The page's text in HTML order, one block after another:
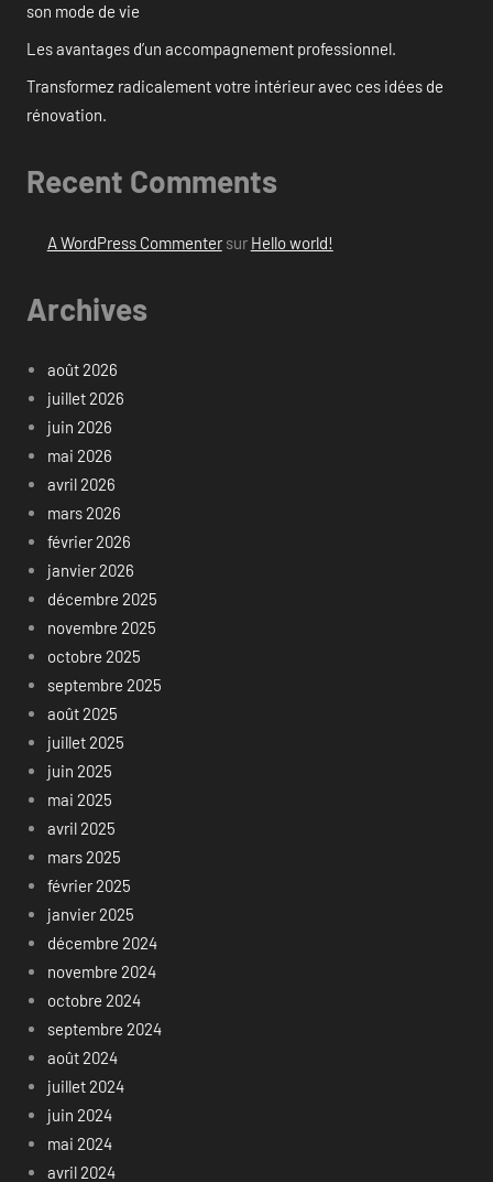
son mode de vie
Les avantages d’un accompagnement professionnel.
Transformez radicalement votre intérieur avec ces idées de
rénovation.
Recent Comments
A WordPress Commentersur Hello world!
Archives
août 2026
juillet 2026
juin 2026
mai 2026
avril 2026
mars 2026
février 2026
janvier 2026
décembre 2025
novembre 2025
octobre 2025
septembre 2025
août 2025
juillet 2025
juin 2025
mai 2025
avril 2025
mars 2025
février 2025
janvier 2025
décembre 2024
novembre 2024
octobre 2024
septembre 2024
août 2024
juillet 2024
juin 2024
mai 2024
avril 2024